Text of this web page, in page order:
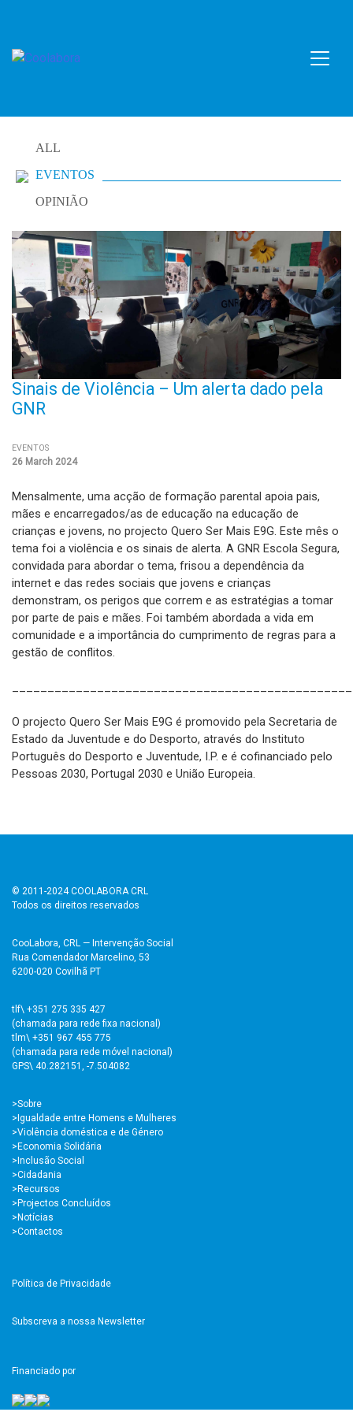
content
ALL
EVENTOS
OPINIÃO
Sinais de Violência – Um alerta dado pela
GNR
EVENTOS
26 March 2024
Mensalmente, uma acção de formação parental apoia pais,
mães e encarregados/as de educação na educação de
crianças e jovens, no projecto Quero Ser Mais E9G. Este mês o
tema foi a violência e os sinais de alerta. A GNR Escola Segura,
convidada para abordar o tema, frisou a dependência da
internet e das redes sociais que jovens e crianças
demonstram, os perigos que correm e as estratégias a tomar
por parte de pais e mães. Foi também abordada a vida em
comunidade e a importância do cumprimento de regras para a
gestão de conflitos.
O projecto Quero Ser Mais E9G é promovido pela Secretaria de
Estado da Juventude e do Desporto, através do Instituto
Português do Desporto e Juventude, I.P. e é cofinanciado pelo
Pessoas 2030, Portugal 2030 e União Europeia.
© 2011-2024 COOLABORA CRL
Todos os direitos reservados
CooLabora, CRL — Intervenção Social
Rua Comendador Marcelino, 53
6200-020 Covilhã PT
tlf\ +351 275 335 427
(chamada para rede fixa nacional)
tlm\ +351 967 455 775
(chamada para rede móvel nacional)
GPS\ 40.282151, -7.504082
>Sobre
>Igualdade entre Homens e Mulheres
>Violência doméstica e de Género
>Economia Solidária
>Inclusão Social
>Cidadania
>Recursos
>Projectos Concluídos
>Notícias
>Contactos
Política de Privacidade
Subscreva a nossa Newsletter
Financiado por